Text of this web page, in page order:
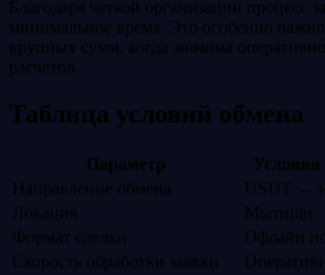
Благодаря четкой организации процесс
минимальное время. Это особенно
крупных сумм, когда значима
расчетов.
Таблица условий обмена
Параметр
Условия
Направление обмена
USDT →
Локация
Мытищи
Формат сделки
Офлайн
Скорость обработки заявки